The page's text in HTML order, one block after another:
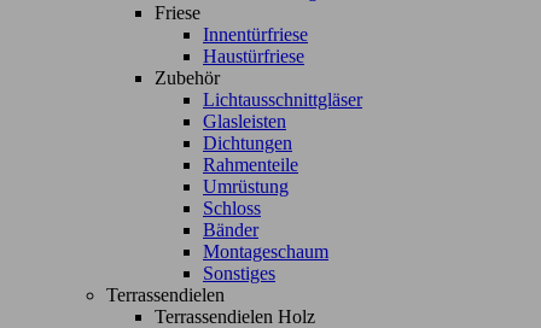
Friese
Innentürfriese
Haustürfriese
Zubehör
Lichtausschnittgläser
Glasleisten
Dichtungen
Rahmenteile
Umrüstung
Schloss
Bänder
Montageschaum
Sonstiges
Terrassendielen
Terrassendielen Holz